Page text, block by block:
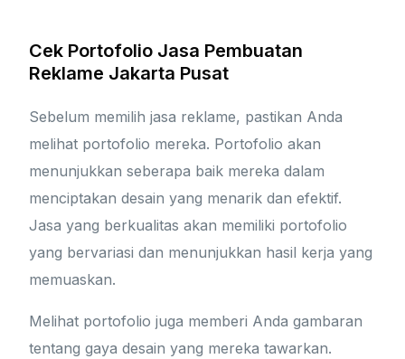
Cek Portofolio Jasa Pembuatan
Reklame Jakarta Pusat
Sebelum memilih jasa reklame, pastikan Anda
melihat portofolio mereka. Portofolio akan
menunjukkan seberapa baik mereka dalam
menciptakan desain yang menarik dan efektif.
Jasa yang berkualitas akan memiliki portofolio
yang bervariasi dan menunjukkan hasil kerja yang
memuaskan.
Melihat portofolio juga memberi Anda gambaran
tentang gaya desain yang mereka tawarkan.